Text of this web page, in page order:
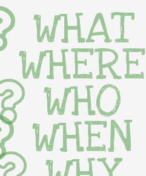
WHAT
WHERE
WHO
WHEN